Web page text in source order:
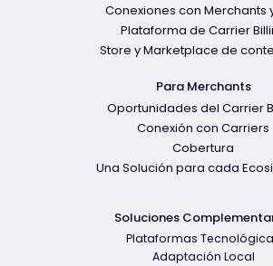
Conexiones con Merchants
Plataforma de Carrier
Store y Marketplace de
Para Merchants
Oportunidades del Carrier
Conexión con Carriers
Cobertura
Una Solución para cada
Soluciones
Plataformas
Adaptación Local